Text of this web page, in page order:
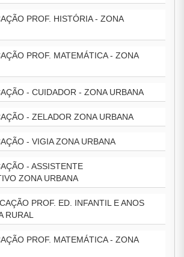
PROF. HISTÓRIA - ZONA
PROF. MATEMÁTICA - ZONA
- CUIDADOR - ZONA URBANA
- ZELADOR ZONA URBANA
- VIGIA ZONA URBANA
- ASSISTENTE
ZONA URBANA
PROF. ED. INFANTIL E ANOS
RURAL
PROF. MATEMÁTICA - ZONA